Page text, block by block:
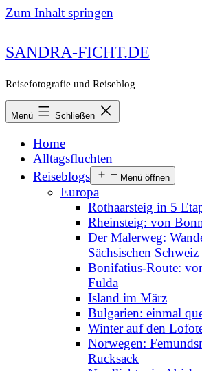
Zum Inhalt springen
SANDRA-FICHT.DE
Reisefotografie und Reiseblog
Menü Schließen
Home
Alltagsfluchten
Reiseblogs
Menü öffnen
Europa
Rothaarsteig in 5
Rheinsteig: von
Der Malerweg:
Sächsischen Schweiz
Bonifatius-Route:
Fulda
Island im März
Bulgarien: einmal
Winter auf den
Norwegen:
Rucksack